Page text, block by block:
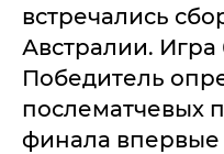
встречались
Австралии.
Победитель
послематчевых
финала впервые